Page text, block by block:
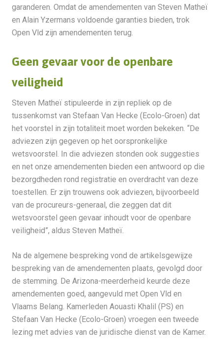
garanderen. Omdat de amendementen van Steven Matheï
en Alain Yzermans voldoende garanties bieden, trok
Open Vld zijn amendementen terug.
Geen gevaar voor de openbare
veiligheid
Steven Matheï stipuleerde in zijn repliek op de
tussenkomst van Stefaan Van Hecke (Ecolo-Groen) dat
het voorstel in zijn totaliteit moet worden bekeken. “De
adviezen zijn gegeven op het oorspronkelijke
wetsvoorstel. In die adviezen stonden ook suggesties
en net onze amendementen bieden een antwoord op die
bezorgdheden rond registratie en overdracht van deze
toestellen. Er zijn trouwens ook adviezen, bijvoorbeeld
van de procureurs-generaal, die zeggen dat dit
wetsvoorstel geen gevaar inhoudt voor de openbare
veiligheid”, aldus Steven Matheï.
Na de algemene bespreking vond de artikelsgewijze
bespreking van de amendementen plaats, gevolgd door
de stemming. De Arizona-meerderheid keurde deze
amendementen goed, aangevuld met Open Vld en
Vlaams Belang. Kamerleden Aouasti Khalil (PS) en
Stefaan Van Hecke (Ecolo-Groen) vroegen een tweede
lezing met advies van de juridische dienst van de Kamer.